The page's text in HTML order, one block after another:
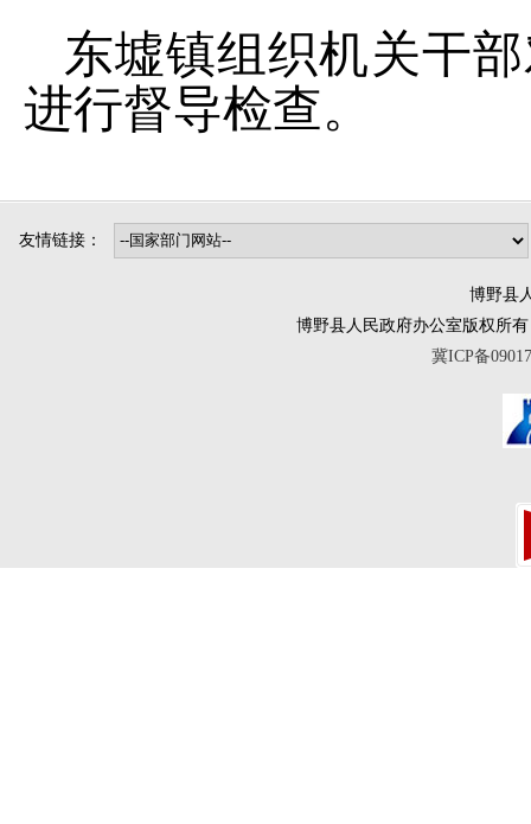
东墟镇组织机关干
进行督导检查。
友情链接：
博野县
博野县人民政府办公室版权所有
冀ICP备